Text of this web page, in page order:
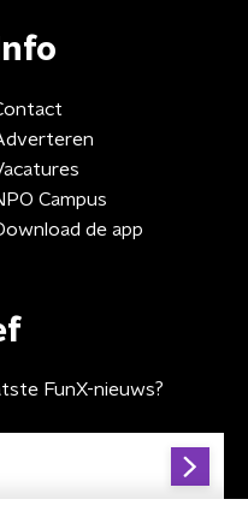
Info
Campus
de app
FunX-nieuws?